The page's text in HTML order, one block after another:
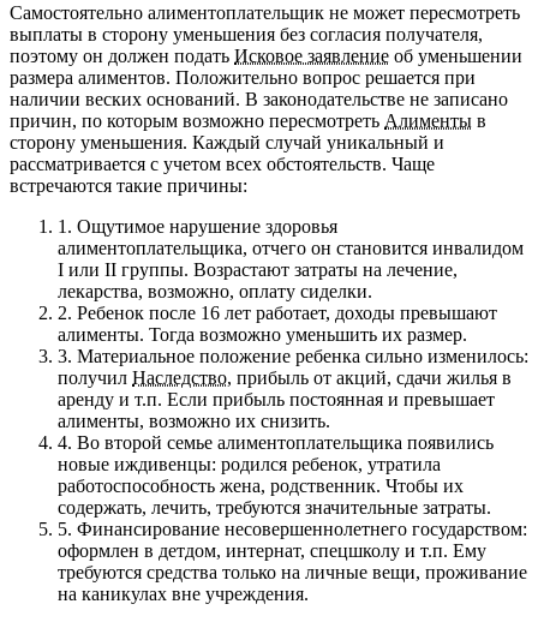
Самостоятельно алиментоплательщик не может пересмотреть
выплаты в сторону уменьшения без согласия получателя,
поэтому он должен подать Исковое заявление об уменьшении
размера алиментов. Положительно вопрос решается при
наличии веских оснований. В законодательстве не записано
причин, по которым возможно пересмотреть Алименты в
сторону уменьшения. Каждый случай уникальный и
рассматривается с учетом всех обстоятельств. Чаще
встречаются такие причины:
1. Ощутимое нарушение здоровья
алиментоплательщика, отчего он становится инвалидом
I или II группы. Возрастают затраты на лечение,
лекарства, возможно, оплату сиделки.
2. Ребенок после 16 лет работает, доходы превышают
алименты. Тогда возможно уменьшить их размер.
3. Материальное положение ребенка сильно изменилось:
получил Наследство, прибыль от акций, сдачи жилья в
аренду и т.п. Если прибыль постоянная и превышает
алименты, возможно их снизить.
4. Во второй семье алиментоплательщика появились
новые иждивенцы: родился ребенок, утратила
работоспособность жена, родственник. Чтобы их
содержать, лечить, требуются значительные затраты.
5. Финансирование несовершеннолетнего государством:
оформлен в детдом, интернат, спецшколу и т.п. Ему
требуются средства только на личные вещи, проживание
на каникулах вне учреждения.